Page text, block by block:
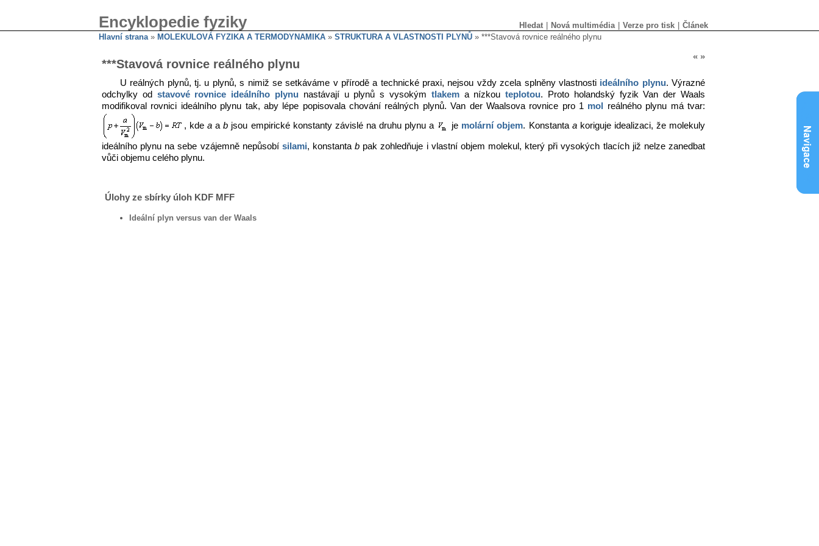
Encyklopedie fyziky Hledat Nová multimédia Verze pro tisk
Článek
Hlavní strana» MOLEKULOVÁ FYZIKA A TERMODYNAMIKA » STRUKTURA A VLASTNOSTI PLYNŮ » ***Stavová rovnice reálného plynu
« »
***Stavová rovnice reálného plynu
U reálných plynů, tj. u plynů, s nimiž se setkáváme v přírodě a technické praxi, nejsou vždy zcela splněny vlastnosti ideálního plynu. Výrazné
odchylky od stavové rovnice ideálního plynu nastávají u plynů s vysokým tlakema nízkouteplotou. Proto holandský fyzik Van der Waals
modifikoval rovnici ideálního plynu tak, aby lépe popisovala chování reálných plynů. Van der Waalsova rovnice pro 1 mol reálného plynu má tvar:
, kdea ab jsou empirické konstanty závislé na druhu plynu a je molární objem. Konstanta akoriguje idealizaci, že molekuly
ideálního plynu na sebe vzájemně nepůsobí silami, konstantab pak zohledňuje i vlastní objem molekul, který při vysokých tlacích již nelze zanedbat
vůči objemu celého plynu.
Úlohy ze sbírky úloh KDF MFF
Ideální plyn versus van der Waals